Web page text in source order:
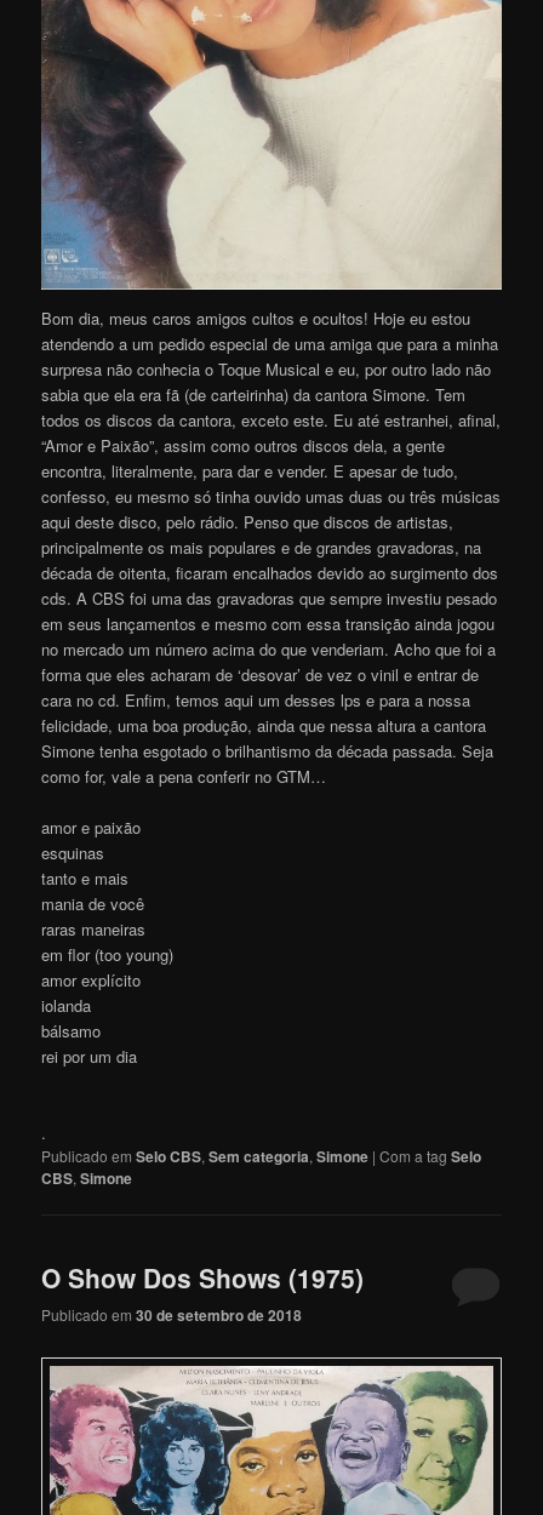
Bom dia, meus caros amigos cultos e ocultos! Hoje eu estou
atendendo a um pedido especial de uma amiga que para a minha
surpresa não conhecia o Toque Musical e eu, por outro lado não
sabia que ela era fã (de carteirinha) da cantora Simone. Tem
todos os discos da cantora, exceto este. Eu até estranhei, afinal,
“Amor e Paixão”, assim como outros discos dela, a gente
encontra, literalmente, para dar e vender. E apesar de tudo,
confesso, eu mesmo só tinha ouvido umas duas ou três músicas
aqui deste disco, pelo rádio. Penso que discos de artistas,
principalmente os mais populares e de grandes gravadoras, na
década de oitenta, ficaram encalhados devido ao surgimento dos
cds. A CBS foi uma das gravadoras que sempre investiu pesado
em seus lançamentos e mesmo com essa transição ainda jogou
no mercado um número acima do que venderiam. Acho que foi a
forma que eles acharam de ‘desovar’ de vez o vinil e entrar de
cara no cd. Enfim, temos aqui um desses lps e para a nossa
felicidade, uma boa produção, ainda que nessa altura a cantora
Simone tenha esgotado o brilhantismo da década passada. Seja
como for, vale a pena conferir no GTM…
amor e paixão
esquinas
tanto e mais
mania de você
raras maneiras
em flor (too young)
amor explícito
iolanda
bálsamo
rei por um dia
.
Publicado em Selo CBS,Sem categoria,Simone |Com a tagSelo
CBS,Simone
O Show Dos Shows (1975)
Publicado em30 de setembro de 2018